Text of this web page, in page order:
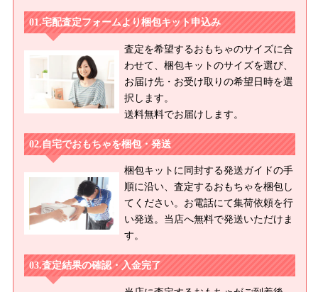
宅配査定フォームより梱包キット申込み
査定を希望するおもちゃのサイズに合
わせて、梱包キットのサイズを選び、
お届け先・お受け取りの希望日時を選
択します。
送料無料でお届けします。
自宅でおもちゃを梱包・発送
梱包キットに同封する発送ガイドの手
順に沿い、査定するおもちゃを梱包し
てください。お電話にて集荷依頼を行
い発送。当店へ無料で発送いただけま
す。
査定結果の確認・入金完了